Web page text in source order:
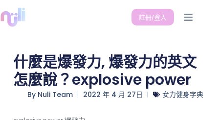
註冊/登入
什麼是爆發力, 爆發力的英文
怎麼說？explosive power
ByNuli Team 2022 年 4 月 27日 女力健身字典